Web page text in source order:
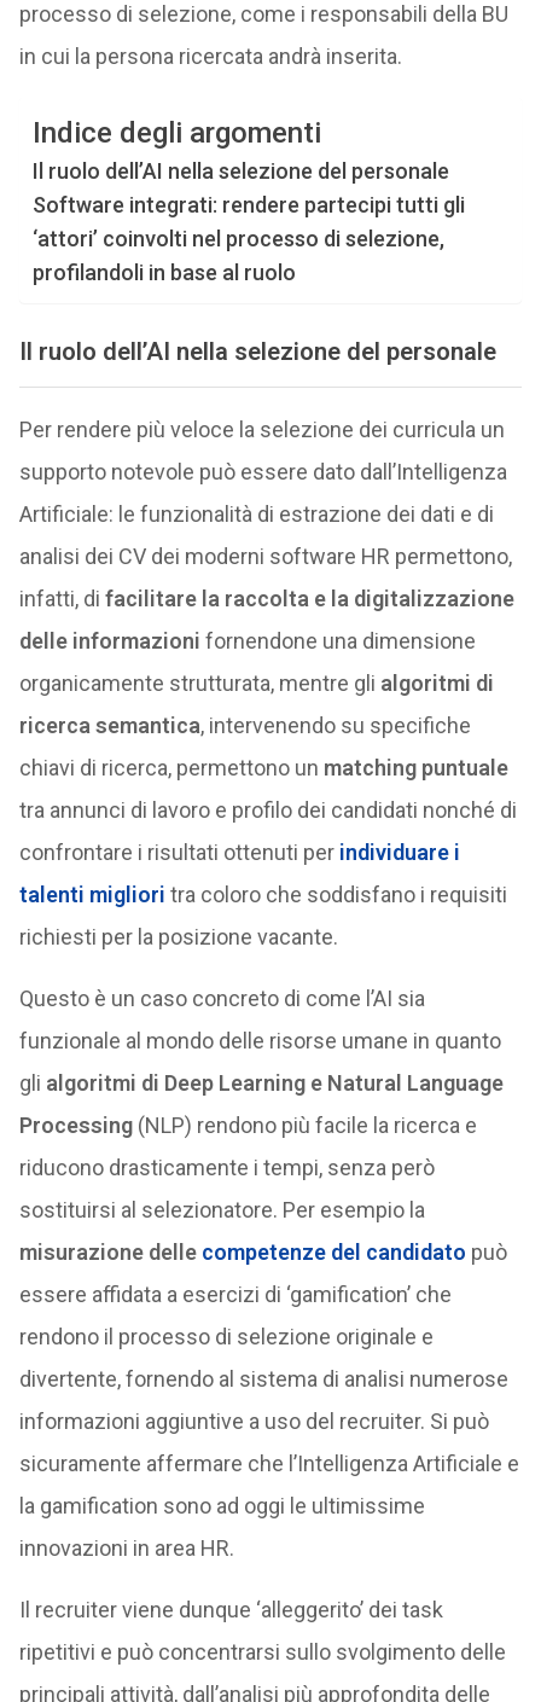
processo di selezione, come i responsabili della BU
in cui la persona ricercata andrà inserita.
Indice degli argomenti
Il ruolo dell’AI nella selezione del personale
Software integrati: rendere partecipi tutti gli
‘attori’ coinvolti nel processo di selezione,
profilandoli in base al ruolo
Il ruolo dell’AI nella selezione del personale
Per rendere più veloce la selezione dei curricula un
supporto notevole può essere dato dall’Intelligenza
Artificiale: le funzionalità di estrazione dei dati e di
analisi dei CV dei moderni software HR permettono,
infatti, di facilitare la raccolta e la digitalizzazione
delle informazioni fornendone una dimensione
organicamente strutturata, mentre gli algoritmi di
ricerca semantica, intervenendo su specifiche
chiavi di ricerca, permettono un matching puntuale
tra annunci di lavoro e profilo dei candidati nonché di
confrontare i risultati ottenuti per individuare i
talenti migliori tra coloro che soddisfano i requisiti
richiesti per la posizione vacante.
Questo è un caso concreto di come l’AI sia
funzionale al mondo delle risorse umane in quanto
gli algoritmi di Deep Learning e Natural Language
Processing(NLP) rendono più facile la ricerca e
riducono drasticamente i tempi, senza però
sostituirsi al selezionatore. Per esempio la
misurazione delle competenze del candidato può
essere affidata a esercizi di ‘gamification’ che
rendono il processo di selezione originale e
divertente, fornendo al sistema di analisi numerose
informazioni aggiuntive a uso del recruiter. Si può
sicuramente affermare che l’Intelligenza Artificiale e
la gamification sono ad oggi le ultimissime
innovazioni in area HR.
Il recruiter viene dunque ‘alleggerito’ dei task
ripetitivi e può concentrarsi sullo svolgimento delle
principali attività, dall’analisi più approfondita delle